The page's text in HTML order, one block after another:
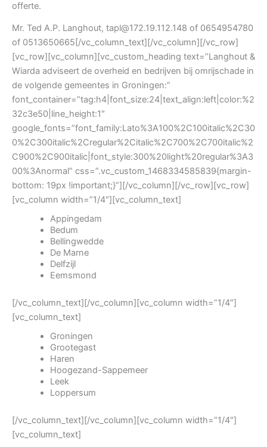
offerte.
Mr. Ted A.P. Langhout, tapl@172.19.112.148 of 0654954780
of 0513650665[/vc_column_text][/vc_column][/vc_row]
[vc_row][vc_column][vc_custom_heading text=”Langhout &
Wiarda adviseert de overheid en bedrijven bij omrijschade in
de volgende gemeentes in Groningen:”
font_container=”tag:h4|font_size:24|text_align:left|color:%2
32c3e50|line_height:1″
google_fonts=”font_family:Lato%3A100%2C100italic%2C30
0%2C300italic%2Cregular%2Citalic%2C700%2C700italic%2
C900%2C900italic|font_style:300%20light%20regular%3A3
00%3Anormal” css=”.vc_custom_1468334585839{margin-
bottom: 19px !important;}”][/vc_column][/vc_row][vc_row]
[vc_column width=”1/4″][vc_column_text]
Appingedam
Bedum
Bellingwedde
De Marne
Delfzijl
Eemsmond
[/vc_column_text][/vc_column][vc_column width=”1/4″]
[vc_column_text]
Groningen
Grootegast
Haren
Hoogezand-Sappemeer
Leek
Loppersum
[/vc_column_text][/vc_column][vc_column width=”1/4″]
[vc_column_text]